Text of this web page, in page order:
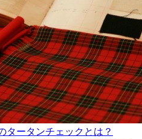
タータンチェックとは？